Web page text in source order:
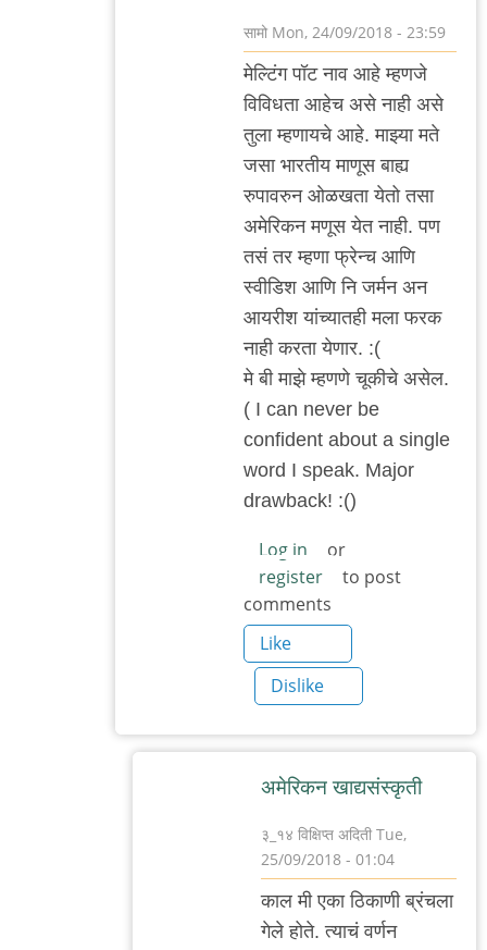
सामो Mon, 24/09/2018 - 23:59
In
reply
सवांतर
३_१४
विक्षिप्त
अदिती
मेल्टिंग पॉट नाव आहे म्हणजे
विविधता आहेच असे नाही असे
तुला म्हणायचे आहे. माझ्या मते
जसा भारतीय माणूस बाह्य
रुपावरुन ओळखता येतो तसा
अमेरिकन मणूस येत नाही. पण
तसं तर म्हणा फ्रेन्च आणि
स्वीडिश आणि नि जर्मन अन
आयरीश यांच्यातही मला फरक
नाही करता येणार. :(
मे बी माझे म्हणणे चूकीचे असेल.
( I can never be
confident about a single
word I speak. Major
drawback! :()
Log in
or
register
to post
comments
Like
Dislike
अमेरिकन खाद्यसंस्कृती
३_१४ विक्षिप्त अदिती Tue,
25/09/2018 - 01:04
reply
काल मी एका ठिकाणी ब्रंचला
गेले होते. त्याचं वर्णन